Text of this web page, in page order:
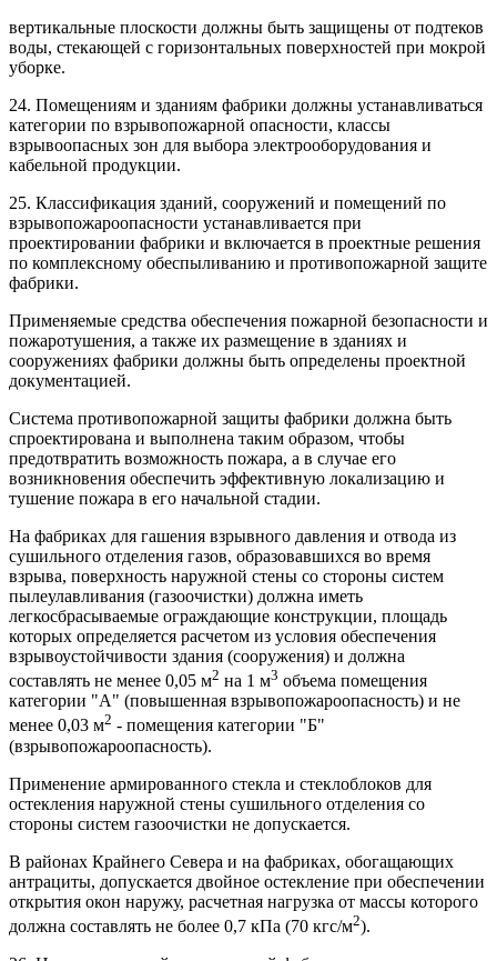
вертикальные плоскости должны быть защищены от подтеков
воды, стекающей с горизонтальных поверхностей при мокрой
уборке.
24. Помещениям и зданиям фабрики должны устанавливаться
категории по взрывопожарной опасности, классы
взрывоопасных зон для выбора электрооборудования и
кабельной продукции.
25. Классификация зданий, сооружений и помещений по
взрывопожароопасности устанавливается при
проектировании фабрики и включается в проектные решения
по комплексному обеспыливанию и противопожарной защите
фабрики.
Применяемые средства обеспечения пожарной безопасности и
пожаротушения, а также их размещение в зданиях и
сооружениях фабрики должны быть определены проектной
документацией.
Система противопожарной защиты фабрики должна быть
спроектирована и выполнена таким образом, чтобы
предотвратить возможность пожара, а в случае его
возникновения обеспечить эффективную локализацию и
тушение пожара в его начальной стадии.
На фабриках для гашения взрывного давления и отвода из
сушильного отделения газов, образовавшихся во время
взрыва, поверхность наружной стены со стороны систем
пылеулавливания (газоочистки) должна иметь
легкосбрасываемые ограждающие конструкции, площадь
которых определяется расчетом из условия обеспечения
взрывоустойчивости здания (сооружения) и должна
составлять не менее 0,05 м2 на 1 м3 объема помещения
категории "А" (повышенная взрывопожароопасность) и не
менее 0,03 м2 - помещения категории "Б"
(взрывопожароопасность).
Применение армированного стекла и стеклоблоков для
остекления наружной стены сушильного отделения со
стороны систем газоочистки не допускается.
В районах Крайнего Севера и на фабриках, обогащающих
антрациты, допускается двойное остекление при обеспечении
открытия окон наружу, расчетная нагрузка от массы которого
должна составлять не более 0,7 кПа (70 кгс/м2).